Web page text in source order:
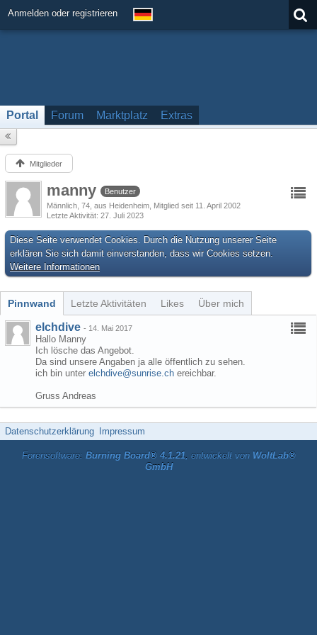
Anmelden oder registrieren
Portal Forum Marktplatz Extras
Mitglieder
manny
Benutzer
Männlich 74 aus Heidenheim Mitglied seit 11. April 2002
Letzte Aktivität 27. Juli 2023
Diese Seite verwendet Cookies. Durch die Nutzung unserer Seite
erklären Sie sich damit einverstanden, dass wir Cookies setzen.
Weitere Informationen
Pinnwand Letzte Aktivitäten Likes Über mich
elchdive - 14. Mai 2017
Hallo Manny
Ich lösche das Angebot.
Da sind unsere Angaben ja alle öffentlich zu sehen.
ich bin unter elchdive@sunrise.ch ereichbar.
Gruss Andreas
Datenschutzerklärung Impressum
Forensoftware: Burning Board® 4.1.21, entwickelt von WoltLab®
GmbH